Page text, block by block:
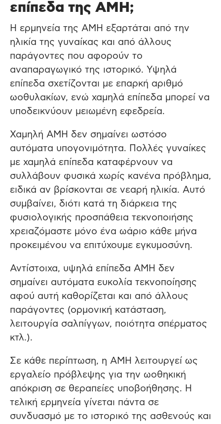
επίπεδα της ΑΜΗ;
Η ερμηνεία της AMH εξαρτάται από την
ηλικία της γυναίκας και από άλλους
παράγοντες που αφορούν το
αναπαραγωγικό της ιστορικό. Υψηλά
επίπεδα σχετίζονται με επαρκή αριθμό
ωοθυλακίων, ενώ χαμηλά επίπεδα μπορεί να
υποδεικνύουν μειωμένη εφεδρεία.
Χαμηλή ΑΜΗ δεν σημαίνει ωστόσο
αυτόματα υπογονιμότητα. Πολλές γυναίκες
με χαμηλά επίπεδα καταφέρνουν να
συλλάβουν φυσικά χωρίς κανένα πρόβλημα,
ειδικά αν βρίσκονται σε νεαρή ηλικία. Αυτό
συμβαίνει, διότι κατά τη διάρκεια της
φυσιολογικής προσπάθεια τεκνοποιήσης
χρειαζόμαστε μόνο ένα ωάριο κάθε μήνα
προκειμένου να επιτύχουμε εγκυμοσύνη.
Αντίστοιχα, υψηλά επίπεδα AMH δεν
σημαίνει αυτόματα ευκολία τεκνοποίησης
αφού αυτή καθορίζεται και από άλλους
παράγοντες (ορμονική κατάσταση,
λειτουργία σαλπίγγων, ποιότητα σπέρματος
κτλ.).
Σε κάθε περίπτωση, η AMH λειτουργεί ως
εργαλείο πρόβλεψης για την ωοθηκική
απόκριση σε θεραπείες υποβοήθησης. Η
τελική ερμηνεία γίνεται πάντα σε
συνδυασμό με το ιστορικό της ασθενούς και